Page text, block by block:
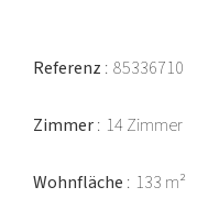
Referenz 85336710
Zimmer 14 Zimmer
Wohnfläche 133 m²